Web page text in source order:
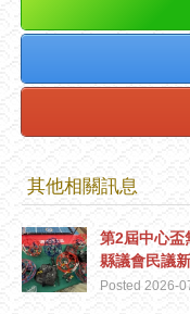
其他相關訊息
第2屆中心盃
縣議會民議
Posted 2026-